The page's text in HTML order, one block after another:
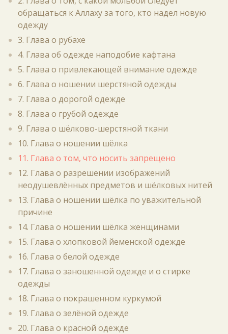
обращаться к Аллаху за того, кто надел новую
одежду
3. Глава о рубахе
4. Глава об одежде наподобие кафтана
5. Глава о привлекающей внимание одежде
6. Глава о ношении шерстяной одежды
7. Глава о дорогой одежде
8. Глава о грубой одежде
9. Глава о шёлково-шерстяной ткани
10. Глава о ношении шёлка
11. Глава о том, что носить запрещено
12. Глава о разрешении изображений
неодушевлённых предметов и шёлковых нитей
13. Глава о ношении шёлка по уважительной
причине
14. Глава о ношении шёлка женщинами
15. Глава о хлопковой йеменской одежде
16. Глава о белой одежде
17. Глава о заношенной одежде и о стирке
одежды
18. Глава о покрашенном куркумой
19. Глава о зелёной одежде
20. Глава о красной одежде